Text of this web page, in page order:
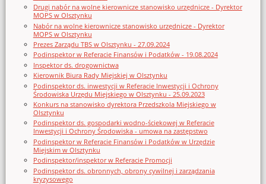
Drugi nabór na wolne kierownicze stanowisko urzędnicze - Dyrektor
MOPS w Olsztynku
Nabór na wolne kierownicze stanowisko urzędnicze - Dyrektor
MOPS w Olsztynku
Prezes Zarządu TBS w Olsztynku - 27.09.2024
Podinspektor w Referacie Finansów i Podatków - 19.08.2024
Inspektor ds. drogownictwa
Kierownik Biura Rady Miejskiej w Olsztynku
Podinspektor ds. inwestycji w Referacie Inwestycji i Ochrony
Środowiska Urzędu Miejskiego w Olsztynku - 25.09.2023
Konkurs na stanowisko dyrektora Przedszkola Miejskiego w
Olsztynku
Podinspektor ds. gospodarki wodno-ściekowej w Referacie
Inwestycji i Ochrony Środowiska - umowa na zastępstwo
Podinspektor w Referacie Finansów i Podatków w Urzędzie
Miejskim w Olsztynku
Podinspektor/inspektor w Referacie Promocji
Podinspektor ds. obronnych, obrony cywilnej i zarządzania
kryzysowego